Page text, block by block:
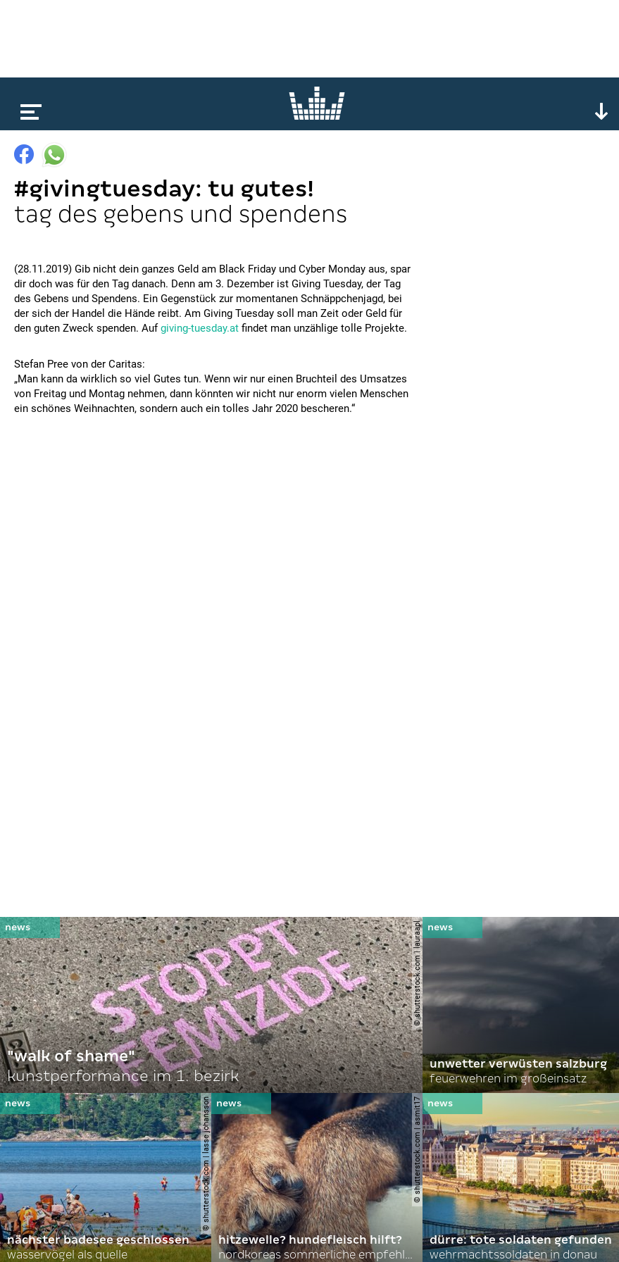
#givingtuesday: tu gutes!
tag des gebens und spendens
(28.11.2019) Gib nicht dein ganzes Geld am Black Friday und Cyber Monday aus, spar
dir doch was für den Tag danach. Denn am 3. Dezember ist Giving Tuesday, der Tag
des Gebens und Spendens. Ein Gegenstück zur momentanen Schnäppchenjagd, bei
der sich der Handel die Hände reibt. Am Giving Tuesday soll man Zeit oder Geld für
den guten Zweck spenden. Aufgiving-tuesday.at findet man unzählige tolle Projekte.
Stefan Pree von der Caritas:
„Man kann da wirklich so viel Gutes tun. Wenn wir nur einen Bruchteil des Umsatzes
von Freitag und Montag nehmen, dann könnten wir nicht nur enorm vielen Menschen
ein schönes Weihnachten, sondern auch ein tolles Jahr 2020 bescheren.“
© shutterstock.com | lauraapl
"walk of shame"
kunstperformance im 1. bezirk
unwetter verwüsten salzburg
feuerwehren im großeinsatz
© shutterstock.com | lasse johansson
nächster badesee geschlossen
wasservögel als quelle
© shutterstock.com | asmit17
hitzewelle? hundefleisch hilft?
nordkoreas sommerliche empfehlungen
dürre: tote soldaten gefunden
wehrmachtssoldaten in donau